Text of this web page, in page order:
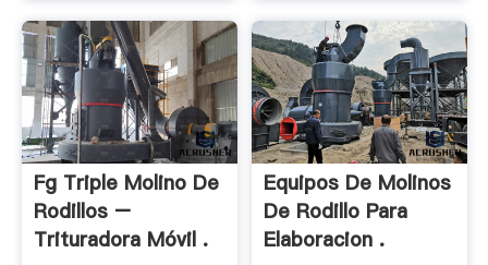
Fg Triple Molino De
Rodillos –
Trituradora Móvil .
Equipos De Molinos
De Rodillo Para
Elaboracion .